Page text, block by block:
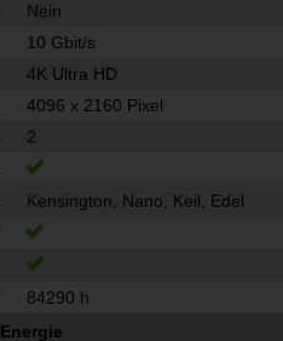
Nein
10 Gbit/s
4K Ultra HD
4096 x 2160 Pixel
2
Kensington, Nano, Keil, Edel
84290 h
Energie